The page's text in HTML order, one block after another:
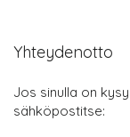
Yhteydenotto
Jos sinulla on
sähköpostitse: